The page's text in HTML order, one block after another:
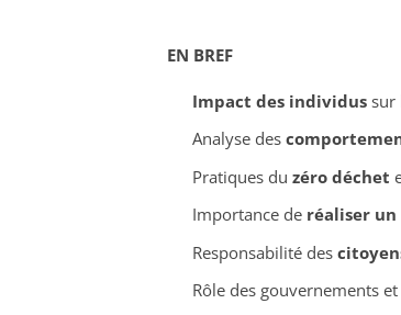
EN BREF
Impact des individussur
Analyse des
Pratiques du zéro déchet
Importance de réaliser
Responsabilité des
Rôle des gouvernements